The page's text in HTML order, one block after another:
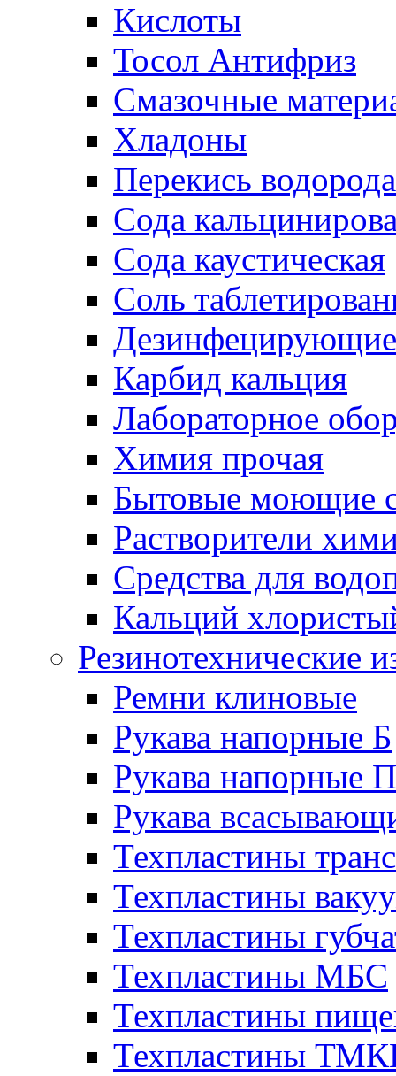
Кислоты
Тосол Антифриз
Смазочные
Хладоны
Перекись водорода
Сода
Сода каустическая
Соль
Дезинфецирующие
Карбид кальция
Лабораторное
Химия прочая
Бытовые моющие
Растворители
Средства для
Кальций
Резинотехнические
Ремни клиновые
Рукава напорные Б
Рукава напорные П
Рукава
Техпластины
Техпластины
Техпластины
Техпластины МБС
Техпластины
Техпластины